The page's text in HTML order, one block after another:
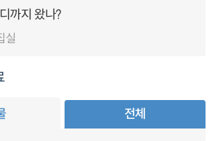
까지 왔나?
실
전체